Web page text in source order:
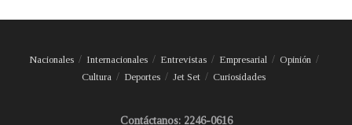
Nacionales Internacionales Entrevistas Empresarial
Opinión
Cultura
Deportes Jet Set Curiosidades
Contáctanos: 2246-0616